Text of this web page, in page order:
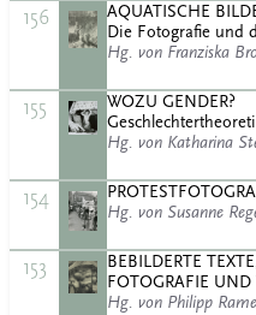
156
AQUATISCHE
Die Fotografie und
Hg. von Franziska
155
WOZU GENDER?
Hg. von Katharina
154
Hg. von Susanne
153
BEBILDERTE
FOTOGRAFIE
Hg. von Philipp